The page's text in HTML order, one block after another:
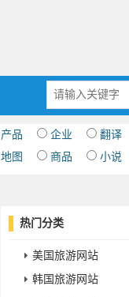
产品 企业 翻译
地图 商品 小说
热门分类
美国旅游网站
韩国旅游网站